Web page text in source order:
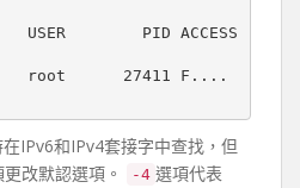
root      27411 F....
IPv6和IPv4套接字中查找，但
改默認選項。 -4 選項代表